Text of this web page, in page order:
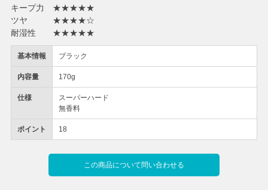
基本情報 ブラック
内容量 170g
仕様
スーパーハード
無香料
ポイント 18
この商品について問い合わせる
キープ力 ★★★★★
ツヤ ★★★★☆
耐湿性 ★★★★★